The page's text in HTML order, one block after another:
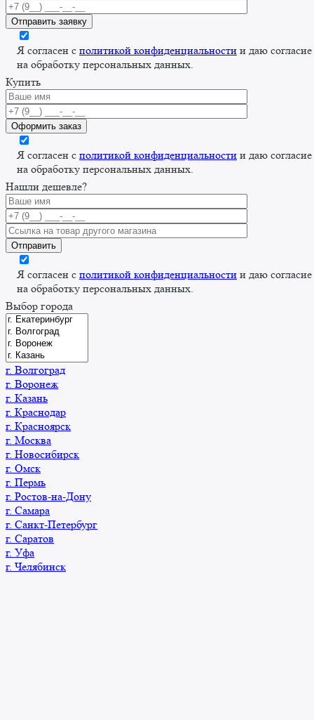
Я согласен с политикой конфиденциальности и даю согласие
на обработку персональных данных.
Купить
Я согласен с политикой конфиденциальности и даю согласие
на обработку персональных данных.
Нашли дешевле?
Я согласен с политикой конфиденциальности и даю согласие
на обработку персональных данных.
Выбор города
г. Волгоград
г. Воронеж
г. Казань
г. Краснодар
г. Красноярск
г. Москва
г. Новосибирск
г. Омск
г. Пермь
г. Ростов-на-Дону
г. Самара
г. Санкт-Петербург
г. Саратов
г. Уфа
г. Челябинск